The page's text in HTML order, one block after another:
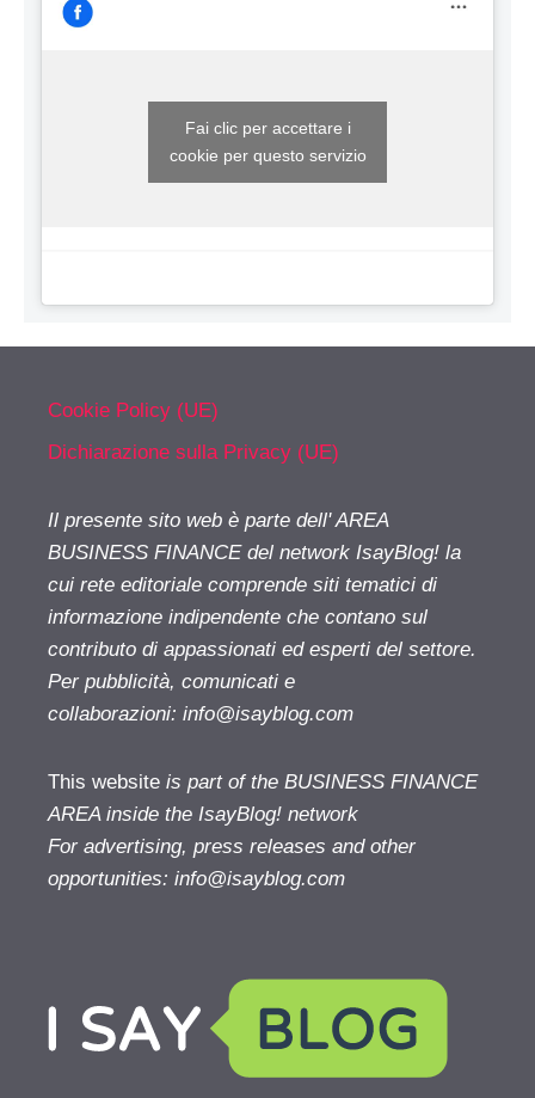
Fai clic per accettare i
cookie per questo servizio
Cookie Policy (UE)
Dichiarazione sulla Privacy (UE)
Il presente sito web è parte dell' AREA
BUSINESS FINANCE del network IsayBlog! la
cui rete editoriale comprende siti tematici di
informazione indipendente che contano sul
contributo di appassionati ed esperti del settore.
Per pubblicità, comunicati e
collaborazioni: info@isayblog.com
This website is part of the BUSINESS FINANCE
AREA inside the IsayBlog! network
For advertising, press releases and other
opportunities: info@isayblog.com